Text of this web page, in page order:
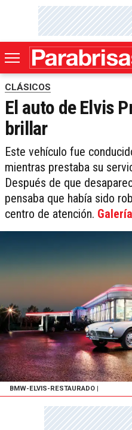
CLÁSICOS
El auto de Elvis
brillar
Este vehículo fue
mientras prestaba su
Después de que
pensaba que había sido
centro de atención.
BMW-ELVIS-RESTAURADO